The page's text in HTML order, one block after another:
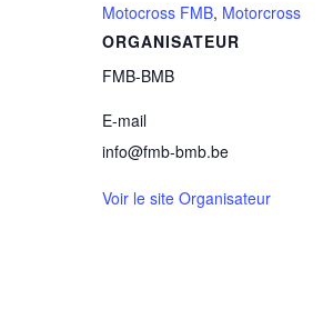
Motocross FMB, Motorcross
ORGANISATEUR
FMB-BMB
E-mail
info@fmb-bmb.be
Voir le site Organisateur